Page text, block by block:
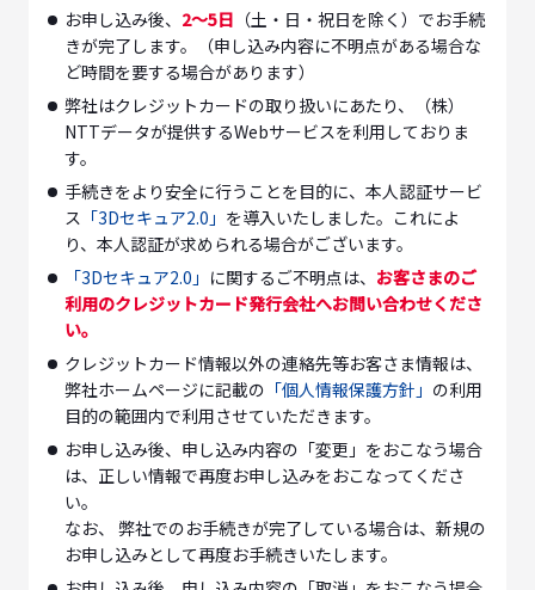
お申し込み後、 2～5日 （土・日・祝日を除く）でお手続
きが完了します。（申し込み内容に不明点がある場合な
ど時間を要する場合があります）
弊社はクレジットカードの取り扱いにあたり、（株）
NTTデータが提供するWebサービスを利用しておりま
す。
手続きをより安全に行うことを目的に、本人認証サービ
ス 「3Dセキュア2.0」 を導入いたしました。これによ
り、本人認証が求められる場合がございます。
「3Dセキュア2.0」 に関するご不明点は、 お客さまのご
利用のクレジットカード発行会社へお問い合わせくださ
い。
クレジットカード情報以外の連絡先等お客さま情報は、
弊社ホームページに記載の 「個人情報保護方針」 の利用
目的の範囲内で利用させていただきます。
お申し込み後、申し込み内容の「変更」をおこなう場合
は、正しい情報で再度お申し込みをおこなってくださ
い。
なお、 弊社でのお手続きが完了している場合は、新規の
お申し込みとして再度お手続きいたします。